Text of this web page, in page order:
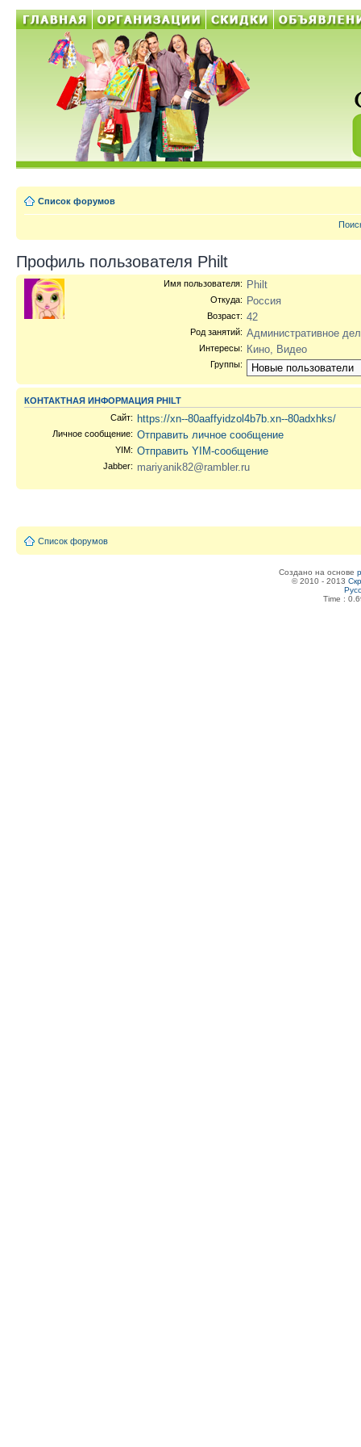
Список форумов
Профиль пользователя Philt
Имя пользователя: Philt
Откуда: Россия
Возраст: 42
Род занятий: Административное
Интересы: Кино, Видео
Группы:
КОНТАКТНАЯ ИНФОРМАЦИЯ PHILT
Сайт: https://xn--80aaffyidzol4b7b.xn--80adxhks/
Личное сообщение: Отправить личное сообщение
YIM: Отправить YIM-сообщение
Jabber: mariyanik82@rambler.ru
Список форумов
Создано на основе
© 2010 - 2013
Time :